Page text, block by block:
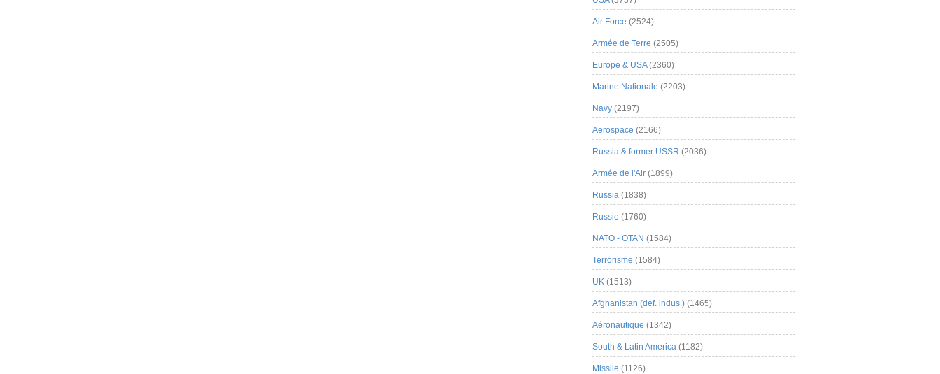
Air Force (2524)
Armée de Terre (2505)
Europe & USA(2360)
Marine Nationale (2203)
Navy (2197)
Aerospace (2166)
Russia & former USSR (2036)
Armée de l'Air (1899)
Russia (1838)
Russie (1760)
NATO - OTAN (1584)
Terrorisme (1584)
UK (1513)
Afghanistan (def. indus.) (1465)
Aéronautique (1342)
South & Latin America (1182)
Missile (1126)